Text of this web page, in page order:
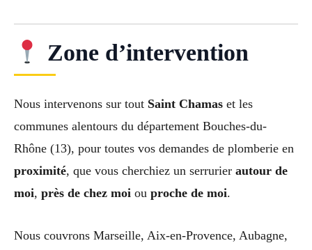
Zone d’intervention
Nous intervenons sur tout Saint Chamas et les
communes alentours du département Bouches-du-
Rhône (13), pour toutes vos demandes de plomberie en
proximité, que vous cherchiez un serrurier autour de
moi, près de chez moi ou proche de moi.
Nous couvrons Marseille, Aix-en-Provence, Aubagne,